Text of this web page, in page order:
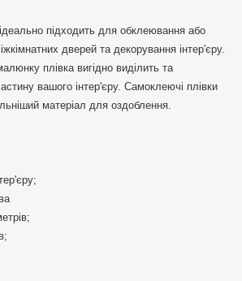
підходить для обклеювання або
дверей та декорування інтер'єру.
плівка вигідно виділить та
вашого інтер'єру. Самоклеючі плівки
матеріал для оздоблення.